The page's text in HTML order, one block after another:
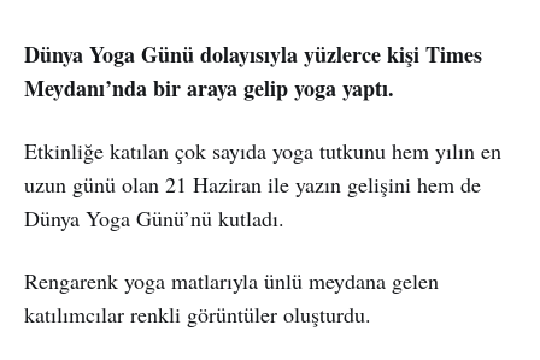
Dünya Yoga Günü dolayısıyla yüzlerce kişi Times
Meydanı’nda bir araya gelip yoga yaptı.
Etkinliğe katılan çok sayıda yoga tutkunu hem yılın en
uzun günü olan 21 Haziran ile yazın gelişini hem de
Dünya Yoga Günü’nü kutladı.
Rengarenk yoga matlarıyla ünlü meydana gelen
katılımcılar renkli görüntüler oluşturdu.